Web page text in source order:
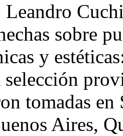
Leandro
sobre
y
selección
tomadas
Aires,